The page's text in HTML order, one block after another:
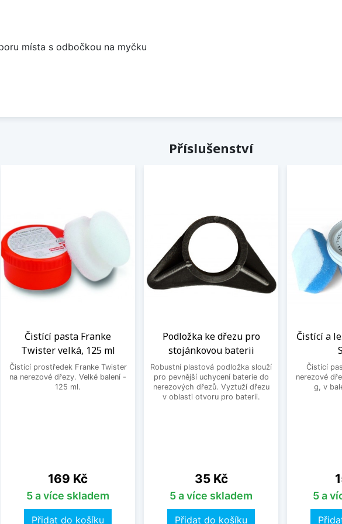
místa s odbočkou na myčku
Příslušenství
Čistící pasta Franke
Twister velká, 125 ml
Čistící prostředek Franke Twister
na nerezové dřezy. Velké balení -
125 ml.
Cena
169 Kč
5 a více skladem
Přidat do košíku
Podložka ke dřezu pro
stojánkovou baterii
Robustní plastová podložka slouží
pro pevnější uchycení baterie do
nerezových dřezů. Vyztuží dřezu
v oblasti otvoru pro baterii.
Cena
35 Kč
5 a více skladem
Přidat do košíku
Čistící a
Čistící
nerezové
g, v
5 a